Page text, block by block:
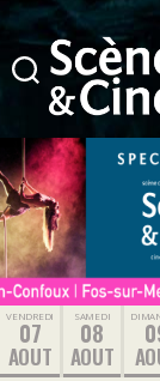
&
VENDREDI
07
AOUT
SAMEDI
08
AOUT